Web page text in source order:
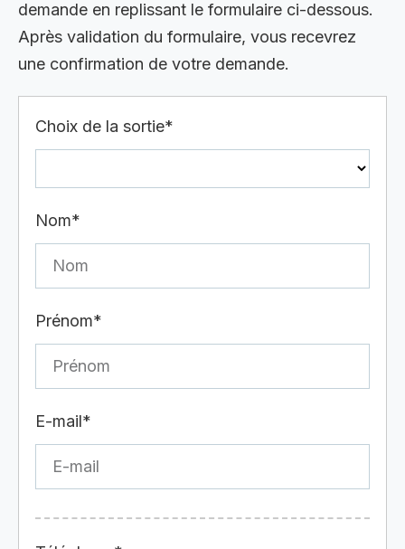
demande en replissant le formulaire ci-dessous.
Après validation du formulaire, vous recevrez
une confirmation de votre demande.
Choix de la sortie*
Nom*
Prénom*
E-mail*